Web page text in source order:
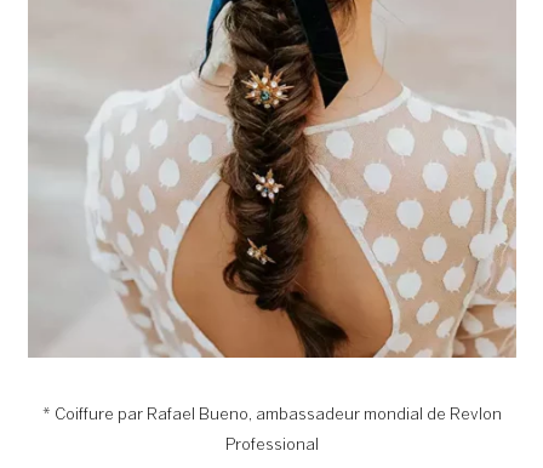
* Coiffure par Rafael Bueno, ambassadeur mondial de Revlon
Professional